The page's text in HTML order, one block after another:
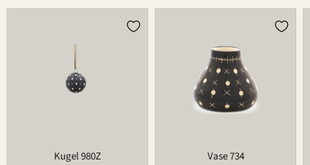
Kugel 980Z
Vase 734